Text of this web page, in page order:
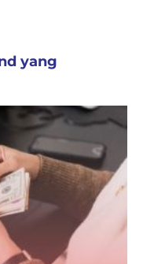
yang